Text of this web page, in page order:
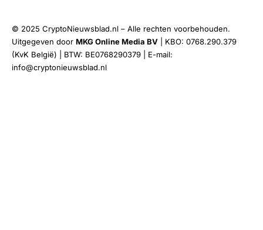
© 2025 CryptoNieuwsblad.nl – Alle rechten voorbehouden.
Uitgegeven door MKG Online Media BV | KBO: 0768.290.379
(KvK België) | BTW: BE0768290379 | E-mail:
info@cryptonieuwsblad.nl